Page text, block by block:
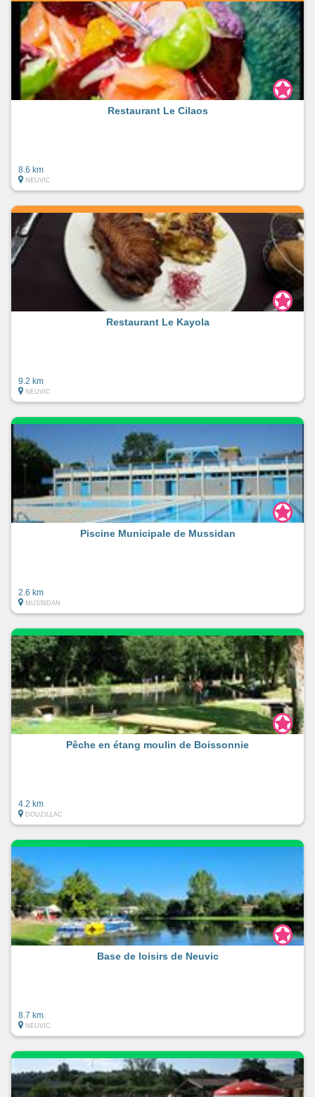
Restaurant Le Cilaos
8.6 km
NEUVIC
Restaurant Le Kayola
9.2 km
NEUVIC
Piscine Municipale de Mussidan
2.6 km
MUSSIDAN
Pêche en étang moulin de Boissonnie
4.2 km
DOUZILLAC
Base de loisirs de Neuvic
8.7 km
NEUVIC